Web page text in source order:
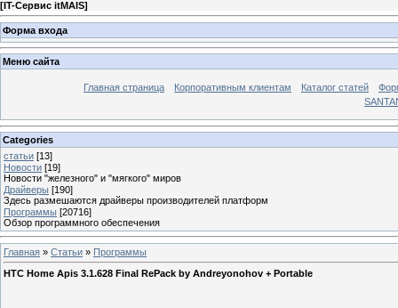
[IT-Сервис itMAIS]
Форма входа
Меню сайта
Главная страница Корпоративным клиентам Каталог статей
Categories
статьи [13]
Новости [19]
Новости "железного" и "мягкого" миров
Драйверы [190]
Здесь размешаются драйверы производителей платформ
Программы [20716]
Обзор программного обеспечения
Главная » Статьи » Программы
HTC Home Apis 3.1.628 Final RePack by Andreyonohov + Portable